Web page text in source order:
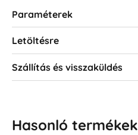
Paraméterek
Letöltésre
Szállítás és visszaküldés
Hasonló termékek